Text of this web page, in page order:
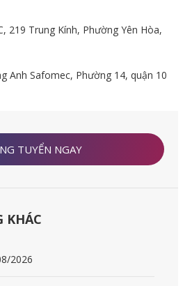
219 Trung Kính, Phường Yên Hòa,
Anh Safomec, Phường 14, quận 10
TUYỂN NGAY
KHÁC
2026